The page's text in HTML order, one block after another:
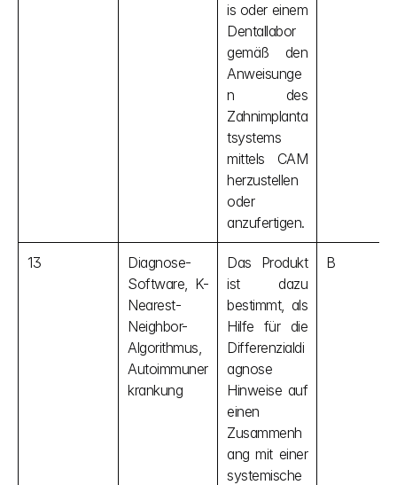
is oder einem
Dentallabor
gemäß den
Anweisunge
n des
Zahnimplanta
tsystems
mittels CAM
herzustellen
oder
anzufertigen.
13
Diagnose-
Software, K-
Nearest-
Neighbor-
Algorithmus,
Autoimmuner
krankung
Das Produkt
ist dazu
bestimmt, als
Hilfe für die
Differenzialdi
agnose
Hinweise auf
einen
Zusammenh
ang mit einer
systemische
B